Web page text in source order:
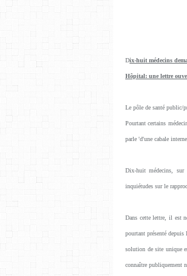
Dix-huit médecins
Hôpital: une lettre
Le pôle de santé public/
Pourtant certains
parle 'd'une cabale
Dix-huit médecins, sur
inquiétudes sur le
Dans cette lettre, il est
pourtant présenté
solution de site unique
connaître publiquement